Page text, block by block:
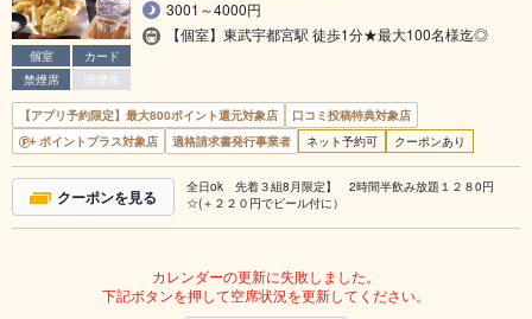
個室
カード
禁煙席
喫煙席
3001～4000円
【個室】東武宇都宮駅 徒歩1分★最大100名様迄◎
【アプリ予約限定】最大800ポイント還元対象店
口コミ投稿特典対象店
ポイントプラス対象店
適格請求書発行事業者 ネット予約可 クーポンあり
クーポンを見る
全日ok 先着３組8月限定】 2時間半飲み放題１２８0円
☆(＋２２０円でビール付に）
カレンダーの更新に失敗しました。
下記ボタンを押して空席状況を更新してください。